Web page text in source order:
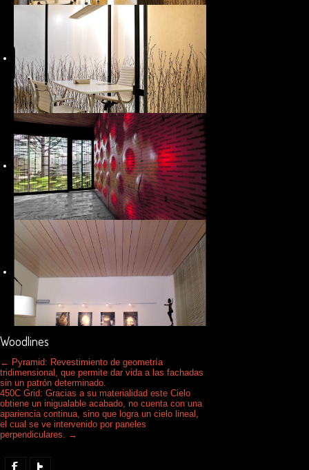
Woodlines
← Pyramid: Revestimiento de geometría
tridimensional, que permite dar vida a las fachadas
sin un patrón determinado.
450C Grid: Gracias a su materialidad este Cielo
obtiene un inigualable acabado, no cuenta con una
apariencia continua, sino que logra un cielo lineal,
el cual se ve intervenido por paneles
perpendiculares. →
Facebook